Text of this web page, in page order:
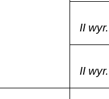
II wyr.
II wyr.